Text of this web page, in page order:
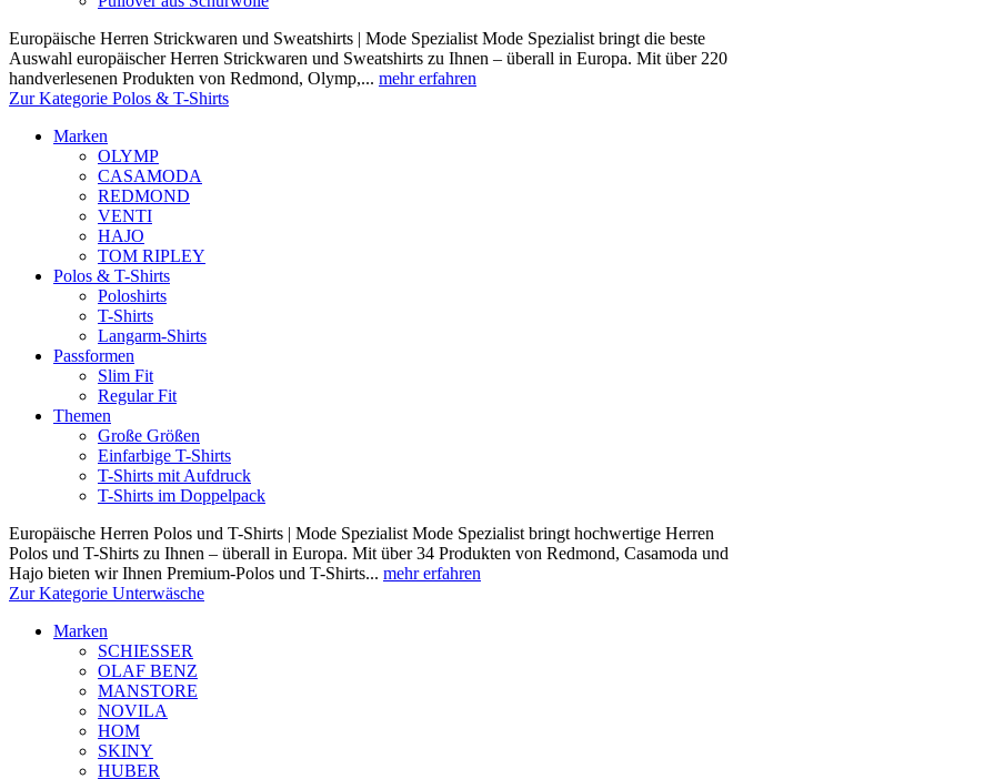
Europäische Herren Strickwaren und Sweatshirts | Mode Spezialist Mode Spezialist bringt die beste
Auswahl europäischer Herren Strickwaren und Sweatshirts zu Ihnen – überall in Europa. Mit über 220
handverlesenen Produkten von Redmond, Olymp,... mehr erfahren
Zur Kategorie Polos & T-Shirts
Marken
OLYMP
CASAMODA
REDMOND
VENTI
HAJO
TOM RIPLEY
Polos & T-Shirts
Poloshirts
T-Shirts
Langarm-Shirts
Passformen
Slim Fit
Regular Fit
Themen
Große Größen
Einfarbige T-Shirts
T-Shirts mit Aufdruck
T-Shirts im Doppelpack
Europäische Herren Polos und T-Shirts | Mode Spezialist Mode Spezialist bringt hochwertige Herren
Polos und T-Shirts zu Ihnen – überall in Europa. Mit über 34 Produkten von Redmond, Casamoda und
Hajo bieten wir Ihnen Premium-Polos und T-Shirts... mehr erfahren
Zur Kategorie Unterwäsche
Marken
SCHIESSER
OLAF BENZ
MANSTORE
NOVILA
HOM
SKINY
HUBER